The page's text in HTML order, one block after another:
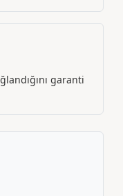
garanti